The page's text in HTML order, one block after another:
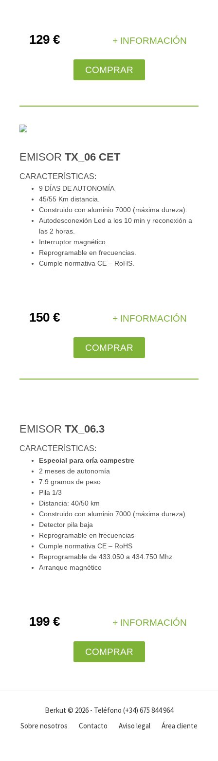
129 € + INFORMACIÓN
COMPRAR
EMISOR TX_06 CET
CARACTERÍSTICAS:
9 DÍAS DE AUTONOMÍA
45/55 Km distancia.
Construido con aluminio 7000 (máxima dureza).
Autodesconexión Led a los 10 min y reconexión a
las 2 horas.
Interruptor magnético.
Reprogramable en frecuencias.
Cumple normativa CE – RoHS.
150 € + INFORMACIÓN
COMPRAR
EMISOR TX_06.3
CARACTERÍSTICAS:
Especial para cría campestre
2 meses de autonomía
7.9 gramos de peso
Pila 1/3
Distancia: 40/50 km
Construido con aluminio 7000 (máxima dureza)
Detector pila baja
Reprogramable en frecuencias
Cumple normativa CE – RoHS
Reprogramable de 433.050 a 434.750 Mhz
Arranque magnético
199 € + INFORMACIÓN
COMPRAR
Berkut © 2026 - Teléfono (+34) 675 844 964
Sobre nosotros
Contacto Aviso legal Área cliente